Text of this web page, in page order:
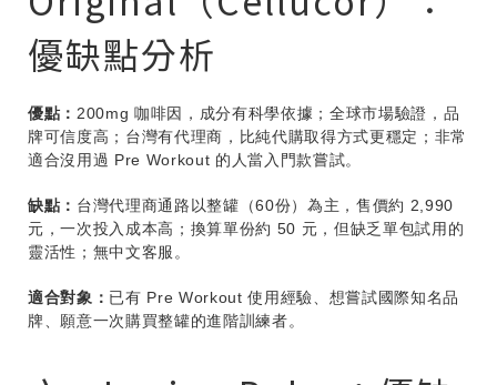
優缺點分析
優點： 200mg 咖啡因，成分有科學依據；全球市場驗證，品
牌可信度高；台灣有代理商，比純代購取得方式更穩定；非常
適合沒用過 Pre Workout 的人當入門款嘗試。
缺點： 台灣代理商通路以整罐（60份）為主，售價約 2,990
元，一次投入成本高；換算單份約 50 元，但缺乏單包試用的
靈活性；無中文客服。
適合對象： 已有 Pre Workout 使用經驗、想嘗試國際知名品
牌、願意一次購買整罐的進階訓練者。